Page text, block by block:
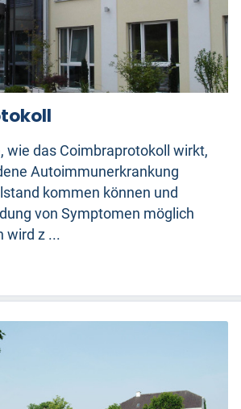
wie das Coimbraprotokoll wirkt,
Autoimmunerkrankung
kommen können und
von Symptomen möglich
wird z ...